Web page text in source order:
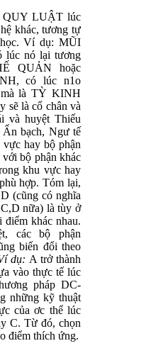
QUY LUẬT lúc
khác, tương tự
học. Ví dụ: MŨI
lúc nó lại tương
QUẢN hoặc
có lúc n1o
là TỲ KINH
sẽ là cổ chân và
và huyệt Thiếu
Ẩn bạch, Ngư tế
hay bộ phận
bộ phận khác
khu vực hay
hợp. Tóm lại,
(cũng có nghĩa
nữa) là tùy ở
điểm khác nhau.
các bộ phận
biến đổi theo
dụ: A trở thành
vào thực tế lúc
pháp DC-
những kỹ thuật
của ơc thể lúc
C. Từ đó, chọn
điểm thích ứng.